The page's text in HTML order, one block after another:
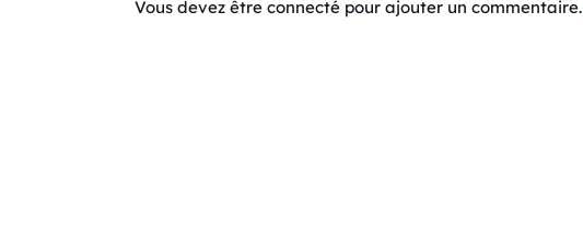
Vous devez être connecté pour ajouter un commentaire.